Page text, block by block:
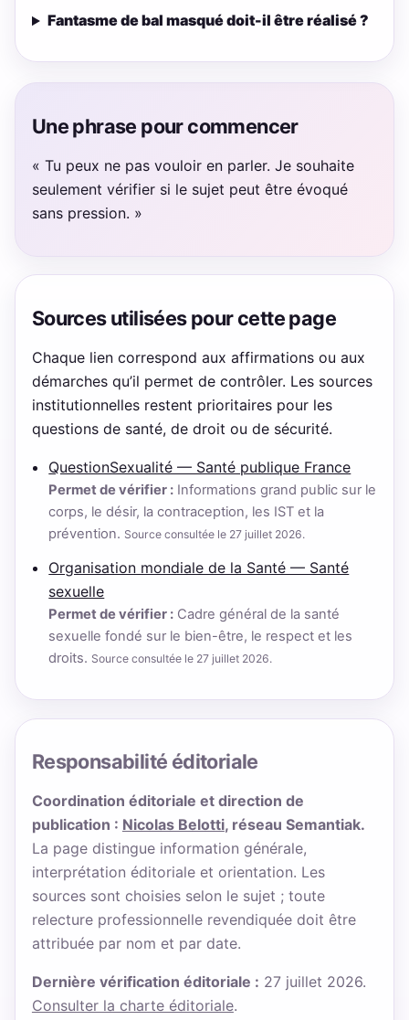
Fantasme de bal masqué doit-il être réalisé ?
Une phrase pour commencer
« Tu peux ne pas vouloir en parler. Je souhaite
seulement vérifier si le sujet peut être évoqué
sans pression. »
Sources utilisées pour cette page
Chaque lien correspond aux affirmations ou aux
démarches qu’il permet de contrôler. Les sources
institutionnelles restent prioritaires pour les
questions de santé, de droit ou de sécurité.
QuestionSexualité — Santé publique France
Permet de vérifier : Informations grand public sur le
corps, le désir, la contraception, les IST et la
prévention. Source consultée le 27 juillet 2026.
Organisation mondiale de la Santé — Santé
sexuelle
Permet de vérifier : Cadre général de la santé
sexuelle fondé sur le bien-être, le respect et les
droits. Source consultée le 27 juillet 2026.
Responsabilité éditoriale
Coordination éditoriale et direction de
publication : Nicolas Belotti, réseau Semantiak.
La page distingue information générale,
interprétation éditoriale et orientation. Les
sources sont choisies selon le sujet ; toute
relecture professionnelle revendiquée doit être
attribuée par nom et par date.
Dernière vérification éditoriale : 27 juillet 2026.
Consulter la charte éditoriale.